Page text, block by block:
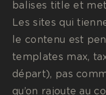
balises title et
Les sites qui
le contenu est
templates max,
départ), pas
qu’on rajoute au